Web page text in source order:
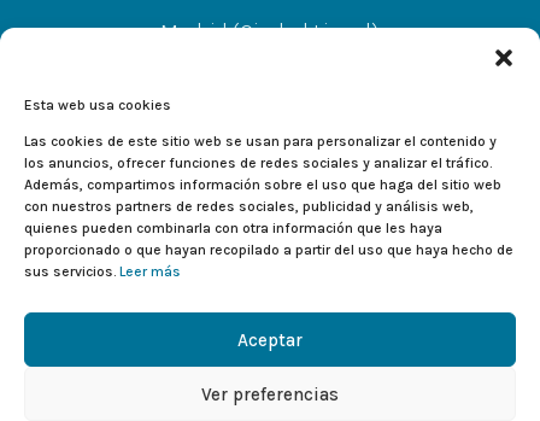
Esta web usa cookies
Las cookies de este sitio web se usan para personalizar el contenido y
los anuncios, ofrecer funciones de redes sociales y analizar el tráfico.
Además, compartimos información sobre el uso que haga del sitio web
con nuestros partners de redes sociales, publicidad y análisis web,
quienes pueden combinarla con otra información que les haya
proporcionado o que hayan recopilado a partir del uso que haya hecho de
sus servicios. Leer más
Aceptar
Ver preferencias
Madrid (Ciudad Lineal)
Alcalá de Henares
CC El Val L-233, C/Valladolid 2, 28804
Copyright © 2026 Deportes Evolution.